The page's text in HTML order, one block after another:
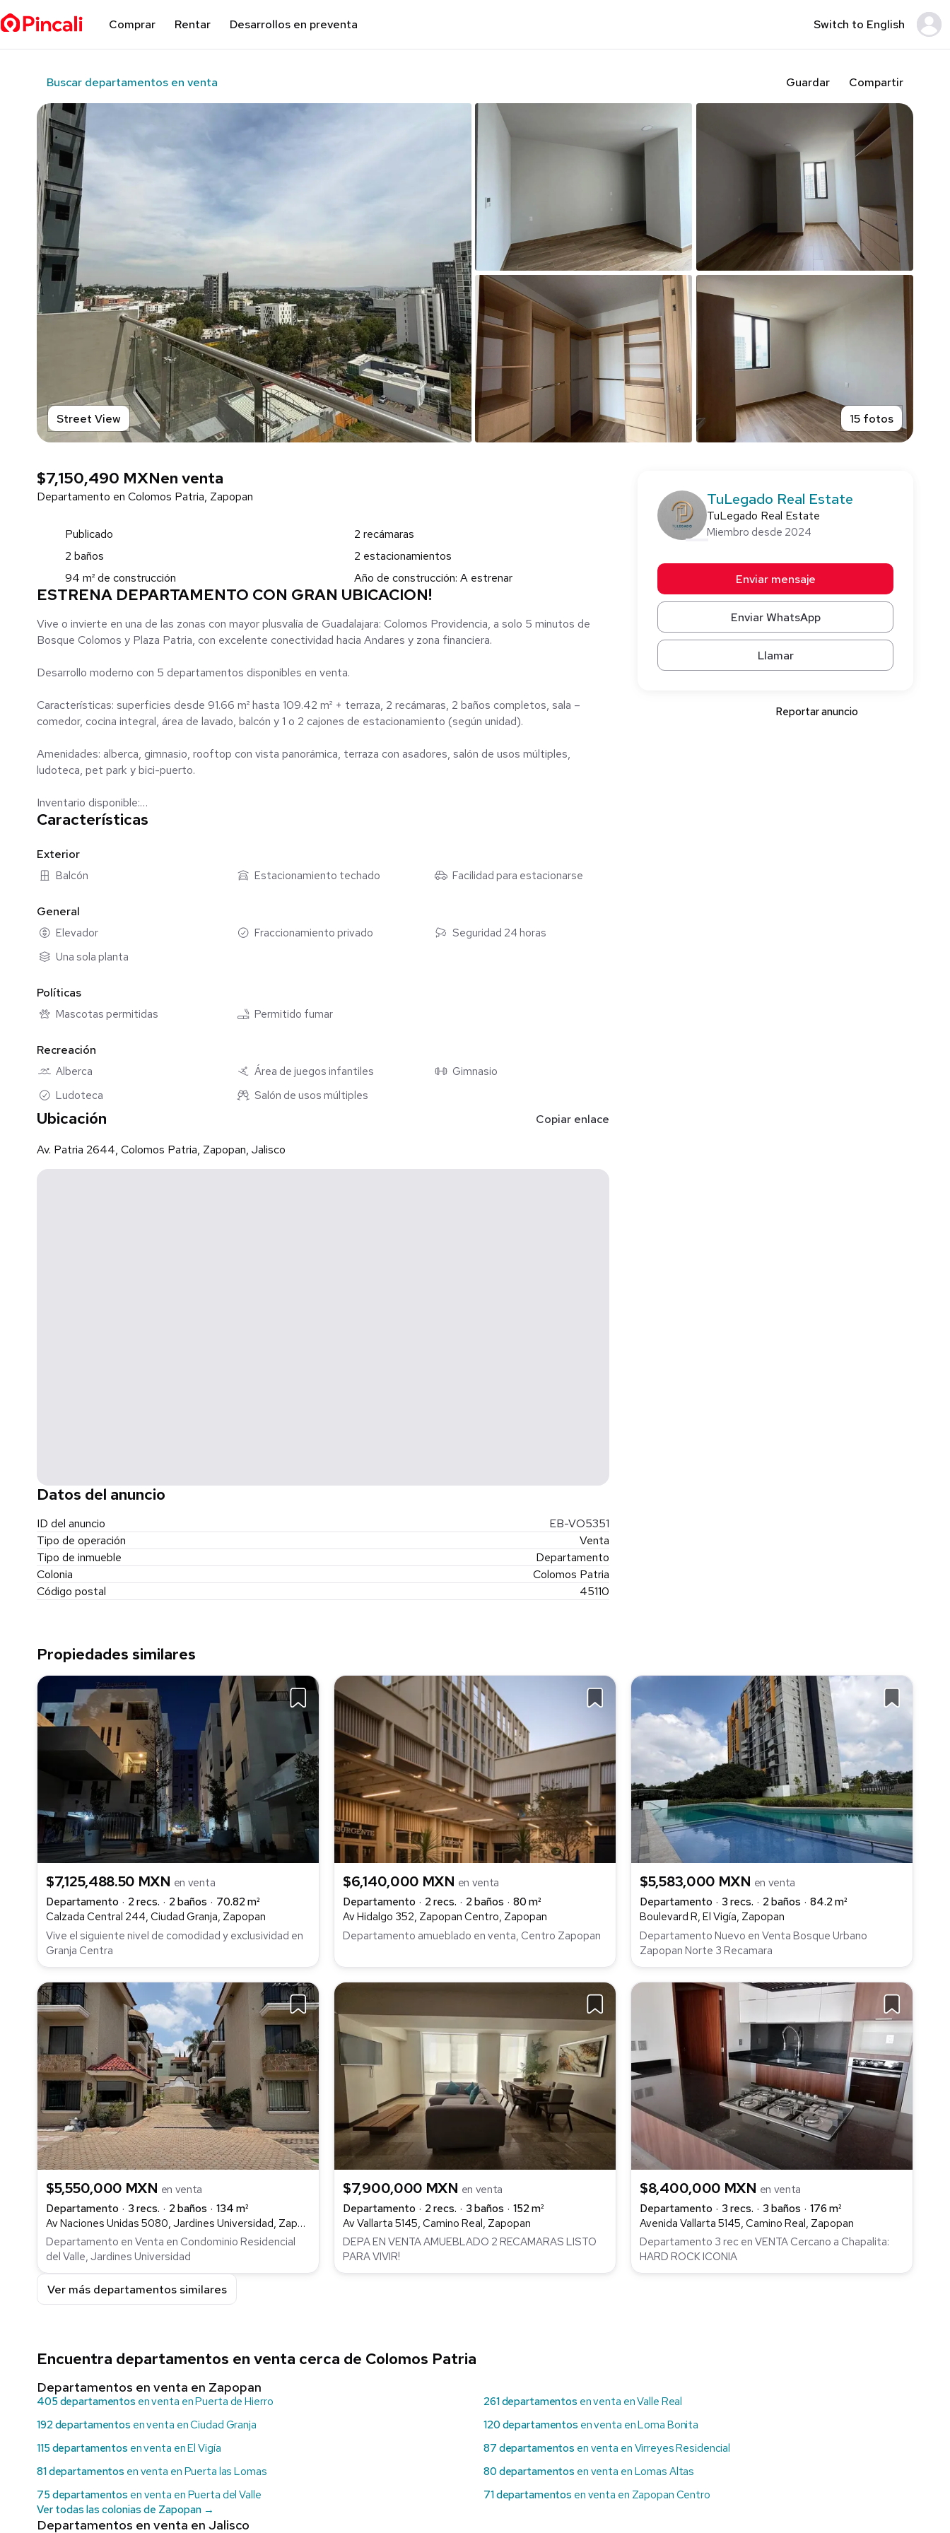
Comprar Rentar Desarrollos en preventa Switch to English
Buscar departamentos en venta Guardar Compartir
Street View 15 fotos
$7,150,490 MXNen venta
Departamento en Colomos Patria, Zapopan
Publicado
2 recámaras
2 baños
2 estacionamientos
94 m² de construcción
Año de construcción: A estrenar
ESTRENA DEPARTAMENTO CON GRAN UBICACION!
Vive o invierte en una de las zonas con mayor plusvalía de Guadalajara: Colomos Providencia, a solo 5 minutos de
Bosque Colomos y Plaza Patria, con excelente conectividad hacia Andares y zona financiera.
Desarrollo moderno con 5 departamentos disponibles en venta.
Características: superficies desde 91.66 m² hasta 109.42 m² + terraza, 2 recámaras, 2 baños completos, sala –
comedor, cocina integral, área de lavado, balcón y 1 o 2 cajones de estacionamiento (según unidad).
Amenidades: alberca, gimnasio, rooftop con vista panorámica, terraza con asadores, salón de usos múltiples,
ludoteca, pet park y bici-puerto.
Inventario disponible:
508 | 109.42 m² | Nivel 5 | $8,342,111
410 | 91.66 m² | Nivel 4 | $6,988,100
502 | 93.79 m² | Nivel 5 | $7,150,490
302 | 93.79 m² | Nivel 3 | $7,150,490
Ideal para vivir o invertir en una zona de alta demanda.
Precios y disponibilidad sujetos a cambio sin previo aviso.
Contáctame para más información y citas.
Características
Exterior
Balcón Estacionamiento techado Facilidad para estacionarse
General
Elevador Fraccionamiento privado
Seguridad 24 horas
Una sola planta
Políticas
Mascotas permitidas Permitido fumar
Recreación
Alberca Área de juegos infantiles
Gimnasio
Ludoteca
Salón de usos múltiples
Ubicación Copiar enlace
Av. Patria 2644, Colomos Patria, Zapopan, Jalisco
Datos del anuncio
ID del anuncio
EB-VO5351
Tipo de operación
Venta
Tipo de inmueble
Departamento
Colonia
Colomos Patria
Código postal
45110
TuLegado Real Estate
TuLegado Real Estate
Miembro desde 2024
Enviar mensaje
Enviar WhatsApp
Llamar
Reportar anuncio
Propiedades similares
$7,125,488.50 MXN en venta
Departamento
2 recs. 2 baños
70.82 m²
Calzada Central 244, Ciudad Granja, Zapopan
Vive el siguiente nivel de comodidad y exclusividad en
Granja Centra
$6,140,000 MXN en venta
Departamento
2 recs. 2 baños
80 m²
Av Hidalgo 352, Zapopan Centro, Zapopan
Departamento amueblado en venta, Centro Zapopan
$5,583,000 MXN en venta
Departamento
3 recs. 2 baños
84.2 m²
Boulevard R, El Vigía, Zapopan
Departamento Nuevo en Venta Bosque Urbano
Zapopan Norte 3 Recamara
$5,550,000 MXN en venta
Departamento
3 recs. 2 baños
134 m²
Av Naciones Unidas 5080, Jardines Universidad, Zapopan
Departamento en Venta en Condominio Residencial
del Valle, Jardines Universidad
$7,900,000 MXN en venta
Departamento
2 recs. 3 baños
152 m²
Av Vallarta 5145, Camino Real, Zapopan
DEPA EN VENTA AMUEBLADO 2 RECAMARAS LISTO
PARA VIVIR!
$8,400,000 MXN en venta
Departamento
3 recs. 3 baños
176 m²
Avenida Vallarta 5145, Camino Real, Zapopan
Departamento 3 rec en VENTA Cercano a Chapalita:
HARD ROCK ICONIA
Ver más departamentos similares
Encuentra departamentos en venta cerca de Colomos Patria
Departamentos en venta en Zapopan
405 departamentos en venta en Puerta de Hierro 261 departamentos en venta en Valle Real
192 departamentos en venta en Ciudad Granja 120 departamentos en venta en Loma Bonita
115 departamentos en venta en El Vigía 87 departamentos en venta en Virreyes Residencial
81 departamentos en venta en Puerta las Lomas 80 departamentos en venta en Lomas Altas
75 departamentos en venta en Puerta del Valle 71 departamentos en venta en Zapopan Centro
Ver todas las colonias de Zapopan →
Departamentos en venta en Jalisco